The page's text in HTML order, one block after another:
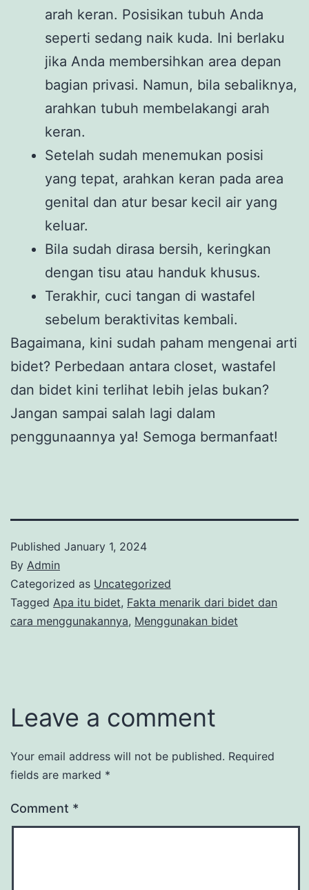
arah keran. Posisikan tubuh Anda
seperti sedang naik kuda. Ini berlaku
jika Anda membersihkan area depan
bagian privasi. Namun, bila sebaliknya,
arahkan tubuh membelakangi arah
keran.
Setelah sudah menemukan posisi
yang tepat, arahkan keran pada area
genital dan atur besar kecil air yang
keluar.
Bila sudah dirasa bersih, keringkan
dengan tisu atau handuk khusus.
Terakhir, cuci tangan di wastafel
sebelum beraktivitas kembali.
Bagaimana, kini sudah paham mengenai arti
bidet? Perbedaan antara closet, wastafel
dan bidet kini terlihat lebih jelas bukan?
Jangan sampai salah lagi dalam
penggunaannya ya! Semoga bermanfaat!
Published January 1, 2024
By Admin
Categorized as Uncategorized
Tagged Apa itu bidet, Fakta menarik dari bidet dan
cara menggunakannya, Menggunakan bidet
Leave a comment
Your email address will not be published. Required
fields are marked *
Comment *